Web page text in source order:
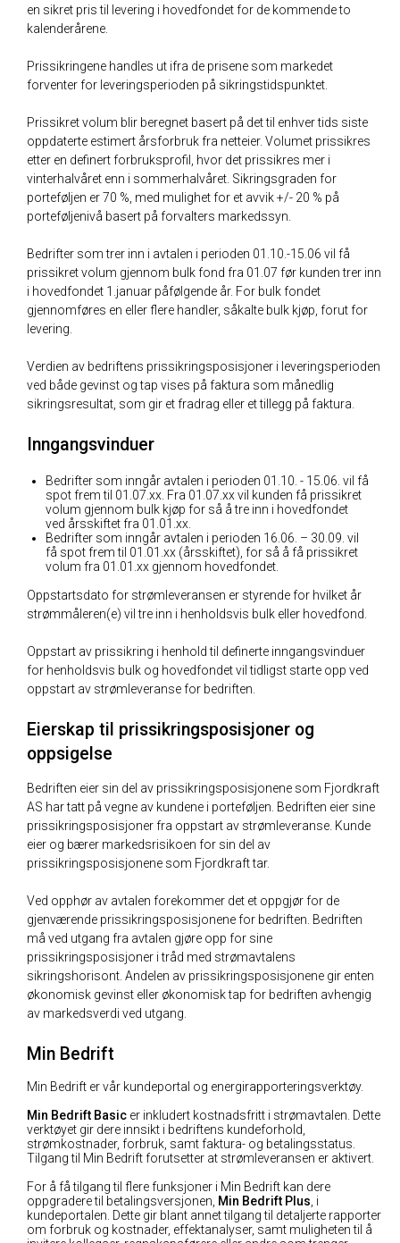
en sikret pris til levering i hovedfondet for de kommende to
kalenderårene.
Prissikringene handles ut ifra de prisene som markedet
forventer for leveringsperioden på sikringstidspunktet.
Prissikret volum blir beregnet basert på det til enhver tids siste
oppdaterte estimert årsforbruk fra netteier. Volumet prissikres
etter en definert forbruksprofil, hvor det prissikres mer i
vinterhalvåret enn i sommerhalvåret. Sikringsgraden for
porteføljen er 70 %, med mulighet for et avvik +/- 20 % på
porteføljenivå basert på forvalters markedssyn.
Bedrifter som trer inn i avtalen i perioden 01.10.-15.06 vil få
prissikret volum gjennom bulk fond fra 01.07 før kunden trer inn
i hovedfondet 1.januar påfølgende år. For bulk fondet
gjennomføres en eller flere handler, såkalte bulk kjøp, forut for
levering.
Verdien av bedriftens prissikringsposisjoner i leveringsperioden
ved både gevinst og tap vises på faktura som månedlig
sikringsresultat, som gir et fradrag eller et tillegg på faktura.
Inngangsvinduer
Bedrifter som inngår avtalen i perioden 01.10. - 15.06. vil få
spot frem til 01.07.xx. Fra 01.07.xx vil kunden få prissikret
volum gjennom bulk kjøp for så å tre inn i hovedfondet
ved årsskiftet fra 01.01.xx.
Bedrifter som inngår avtalen i perioden 16.06. – 30.09. vil
få spot frem til 01.01.xx (årsskiftet), for så å få prissikret
volum fra 01.01.xx gjennom hovedfondet.
Oppstartsdato for strømleveransen er styrende for hvilket år
strømmåleren(e) vil tre inn i henholdsvis bulk eller hovedfond.
Oppstart av prissikring i henhold til definerte inngangsvinduer
for henholdsvis bulk og hovedfondet vil tidligst starte opp ved
oppstart av strømleveranse for bedriften.
Eierskap til prissikringsposisjoner og
oppsigelse
Bedriften eier sin del av prissikringsposisjonene som Fjordkraft
AS har tatt på vegne av kundene i porteføljen. Bedriften eier sine
prissikringsposisjoner fra oppstart av strømleveranse. Kunde
eier og bærer markedsrisikoen for sin del av
prissikringsposisjonene som Fjordkraft tar.
Ved opphør av avtalen forekommer det et oppgjør for de
gjenværende prissikringsposisjonene for bedriften. Bedriften
må ved utgang fra avtalen gjøre opp for sine
prissikringsposisjoner i tråd med strømavtalens
sikringshorisont. Andelen av prissikringsposisjonene gir enten
økonomisk gevinst eller økonomisk tap for bedriften avhengig
av markedsverdi ved utgang.
Min Bedrift
Min Bedrift er vår kundeportal og energirapporteringsverktøy.
Min Bedrift Basic er inkludert kostnadsfritt i strømavtalen. Dette
verktøyet gir dere innsikt i bedriftens kundeforhold,
strømkostnader, forbruk, samt faktura- og betalingsstatus.
Tilgang til Min Bedrift forutsetter at strømleveransen er aktivert.
For å få tilgang til flere funksjoner i Min Bedrift kan dere
oppgradere til betalingsversjonen, Min Bedrift Plus , i
kundeportalen. Dette gir blant annet tilgang til detaljerte rapporter
om forbruk og kostnader, effektanalyser, samt muligheten til å